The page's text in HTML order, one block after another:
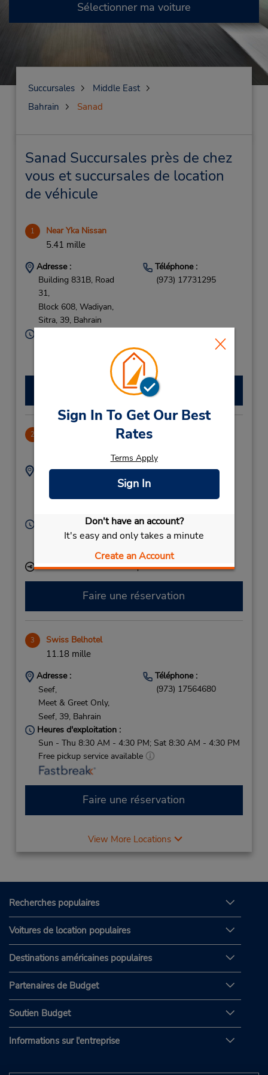
Sign In To Get Our Best
Rates
Terms Apply
Sign In
Don't have an account?
It's easy and only takes a minute
Create an Account
Sélectionner ma voiture
Succursales
Middle East
Bahrain
Sanad
Sanad Succursales près de chez
vous et succursales de location
de véhicule
1 Near Yka Nissan
5.41 mille
Adresse :
Building 831B, Road
31,
Block 608, Wadiyan,
Sitra, 39, Bahrain
Téléphone :
(973) 17731295
Sun - Wed 8:00 AM - 5:00 PM; Fri - Sat 8:00 AM -
Faire une réservation
2
Adresse :
Road 041 Block 340,
Téléphone :
Heures d'exploitation :
Sun - Thu 10:00 AM - 7:00 PM; Sat 10:00 AM - 7:00
Succursale avec boîte de dépôt des clés
Faire une réservation
3 Swiss Belhotel
11.18 mille
Adresse :
Seef,
Meet & Greet Only,
Seef, 39, Bahrain
Téléphone :
(973) 17564680
Heures d'exploitation :
Sun - Thu 8:30 AM - 4:30 PM; Sat 8:30 AM - 4:30 PM
Free pickup service available
Faire une réservation
View More Locations
Recherches populaires
Voitures de location populaires
Destinations américaines populaires
Partenaires de Budget
Soutien Budget
Informations sur l'entreprise